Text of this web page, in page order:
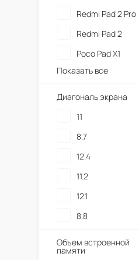
Redmi Pad 2 Pro
Redmi Pad 2
Poco Pad X1
Показать все
Диагональ экрана
11
8.7
12.4
11.2
12.1
8.8
Объем встроенной
памяти